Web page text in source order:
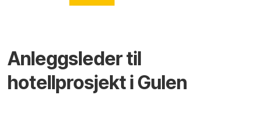
Anleggsleder til
hotellprosjekt i Gulen